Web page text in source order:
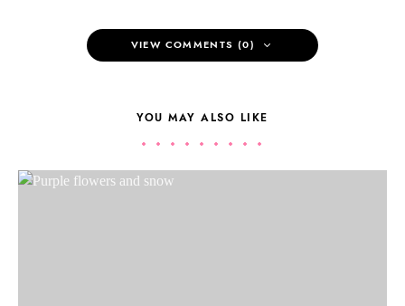
VIEW COMMENTS (0)
YOU MAY ALSO LIKE